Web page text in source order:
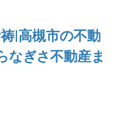
|高槻市の不動
なぎさ不動産ま